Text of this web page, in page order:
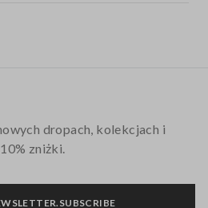
dropach, kolekcjach i
zniżki.